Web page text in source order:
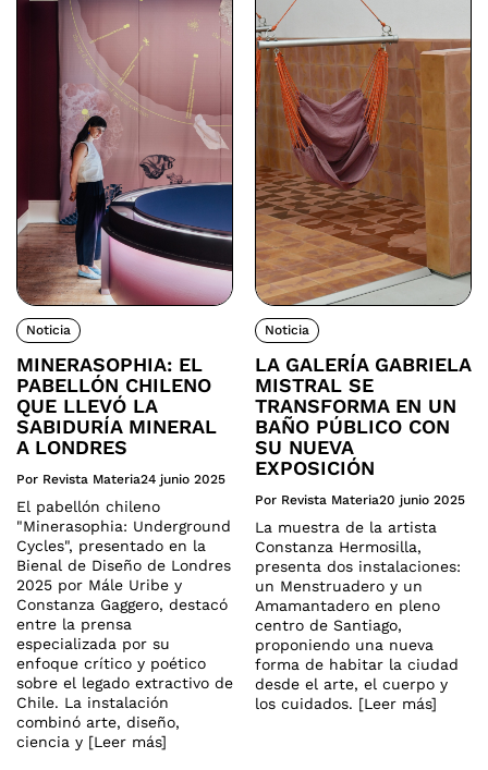
Noticia
MINERASOPHIA: EL
PABELLÓN CHILENO
QUE LLEVÓ LA
SABIDURÍA MINERAL
A LONDRES
Por Revista Materia24 junio 2025
El pabellón chileno
"Minerasophia: Underground
Cycles", presentado en la
Bienal de Diseño de Londres
2025 por Mále Uribe y
Constanza Gaggero, destacó
entre la prensa
especializada por su
enfoque crítico y poético
sobre el legado extractivo de
Chile. La instalación
combinó arte, diseño,
ciencia y [Leer más]
Noticia
LA GALERÍA GABRIELA
MISTRAL SE
TRANSFORMA EN UN
BAÑO PÚBLICO CON
SU NUEVA
EXPOSICIÓN
Por Revista Materia20 junio 2025
La muestra de la artista
Constanza Hermosilla,
presenta dos instalaciones:
un Menstruadero y un
Amamantadero en pleno
centro de Santiago,
proponiendo una nueva
forma de habitar la ciudad
desde el arte, el cuerpo y
los cuidados. [Leer más]